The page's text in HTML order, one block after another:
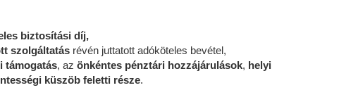
biztosítási díj,
szolgáltatás révén juttatott adóköteles bevétel,
támogatás, az önkéntes pénztári hozzájárulások, helyi
küszöb feletti része.